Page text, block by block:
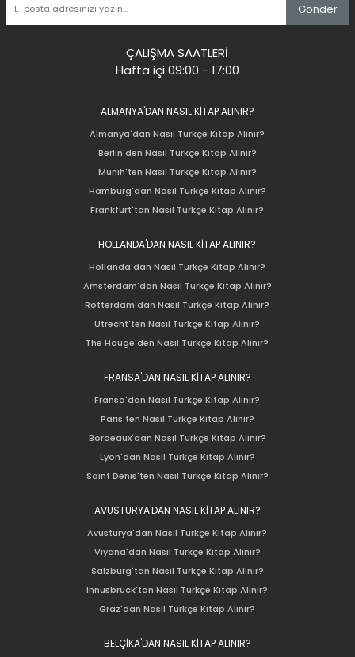
Gönder
ÇALIŞMA SAATLERİ
Hafta içi 09:00 - 17:00
ALMANYA'DAN NASIL KİTAP ALINIR?
Almanya'dan Nasıl Türkçe Kitap Alınır?
Berlin'den Nasıl Türkçe Kitap Alınır?
Münih'ten Nasıl Türkçe Kitap Alınır?
Hamburg'dan Nasıl Türkçe Kitap Alınır?
Frankfurt'tan Nasıl Türkçe Kitap Alınır?
HOLLANDA'DAN NASIL KİTAP ALINIR?
Hollanda'dan Nasıl Türkçe Kitap Alınır?
Amsterdam'dan Nasıl Türkçe Kitap Alınır?
Rotterdam'dan Nasıl Türkçe Kitap Alınır?
Utrecht'ten Nasıl Türkçe Kitap Alınır?
The Hauge'den Nasıl Türkçe Kitap Alınır?
FRANSA'DAN NASIL KİTAP ALINIR?
Fransa'dan Nasıl Türkçe Kitap Alınır?
Paris'ten Nasıl Türkçe Kitap Alınır?
Bordeaux'dan Nasıl Türkçe Kitap Alınır?
Lyon'dan Nasıl Türkçe Kitap Alınır?
Saint Denis'ten Nasıl Türkçe Kitap Alınır?
AVUSTURYA'DAN NASIL KİTAP ALINIR?
Avusturya'dan Nasıl Türkçe Kitap Alınır?
Viyana'dan Nasıl Türkçe Kitap Alınır?
Salzburg'tan Nasıl Türkçe Kitap Alınır?
Innusbruck'tan Nasıl Türkçe Kitap Alınır?
Graz'dan Nasıl Türkçe Kitap Alınır?
BELÇİKA'DAN NASIL KİTAP ALINIR?